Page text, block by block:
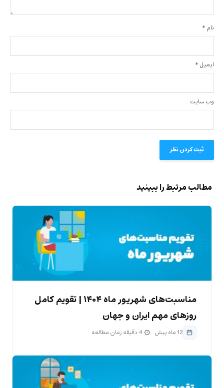
نام *
ایمیل *
وب‌ سایت
مطالب مرتبط را ببینید
مناسبت‌های شهریور ماه ۱۴۰۴ | تقویم کامل
روزهای مهم ایران و جهان
12 ماه پیش 4 دقیقه زمان مطالعه